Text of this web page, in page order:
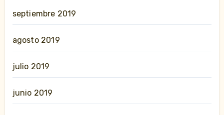
septiembre 2019
agosto 2019
julio 2019
junio 2019